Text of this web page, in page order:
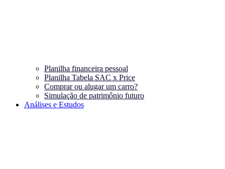
Planilha financeira pessoal
Planilha Tabela SAC x Price
Comprar ou alugar um carro?
Simulação de patrimônio futuro
Análises e Estudos